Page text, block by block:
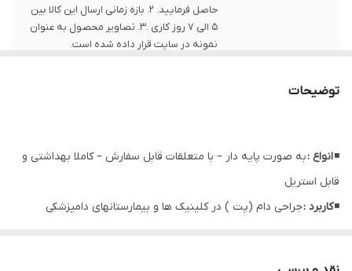
حاصل فرمایید. 2. بازه زمانی ارسال این کالا بین
5 الی 7 روز کاری .3. تصاویر محصول به عنوان
نمونه در سایت قرار داده شده است.
توضیحات
◾انواع :به صورت پایه دار – با متعلقات قابل سفارش – کاملا بهداشتی و
قابل استریل
◾کاربرد :جراحی دام (پت ) در کلینیک ها و بیمارستانهای دامپزشکی